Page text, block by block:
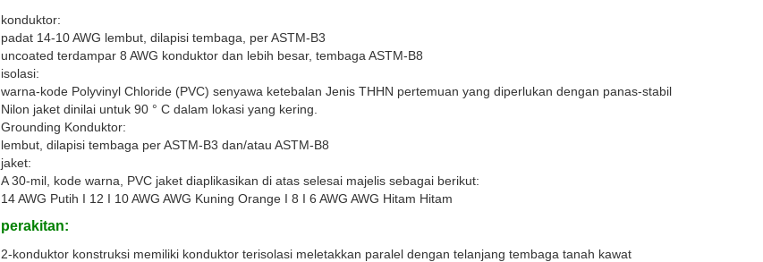
konduktor:
padat 14-10 AWG lembut, dilapisi tembaga, per ASTM-B3
uncoated terdampar 8 AWG konduktor dan lebih besar, tembaga ASTM-B8
isolasi:
warna-kode Polyvinyl Chloride (PVC) senyawa ketebalan Jenis THHN pertemuan yang diperlukan dengan panas-stabil
Nilon jaket dinilai untuk 90 ° C dalam lokasi yang kering.
Grounding Konduktor:
lembut, dilapisi tembaga per ASTM-B3 dan/atau ASTM-B8
jaket:
A 30-mil, kode warna, PVC jaket diaplikasikan di atas selesai majelis sebagai berikut:
14 AWG Putih I 12 I 10 AWG AWG Kuning Orange I 8 I 6 AWG AWG Hitam Hitam
perakitan:
2-konduktor konstruksi memiliki konduktor terisolasi meletakkan paralel dengan telanjang tembaga tanah kawat